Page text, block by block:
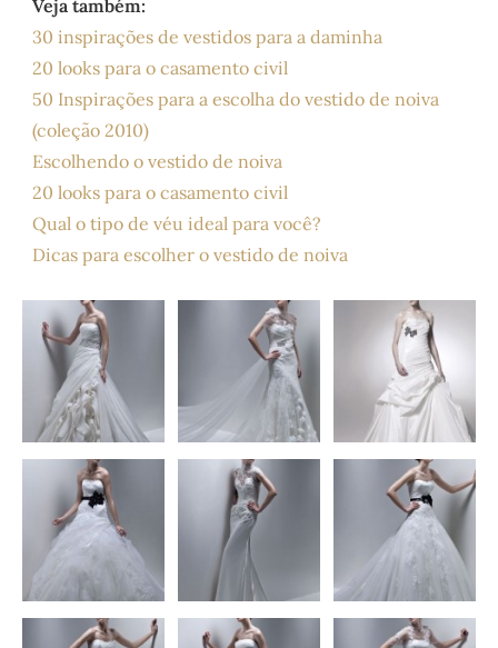
Veja também:
30 inspirações de vestidos para a daminha
20 looks para o casamento civil
50 Inspirações para a escolha do vestido de noiva
(coleção 2010)
Escolhendo o vestido de noiva
20 looks para o casamento civil
Qual o tipo de véu ideal para você?
Dicas para escolher o vestido de noiva